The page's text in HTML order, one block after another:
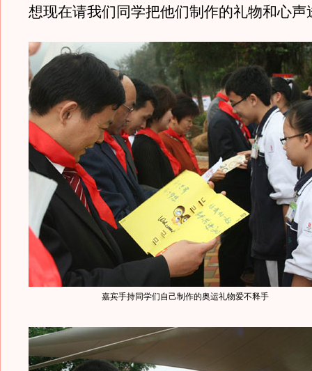
想现在请我们同学把他们制作的礼物和心声
嘉宾手持同学们自己制作的奥运礼物爱不释手